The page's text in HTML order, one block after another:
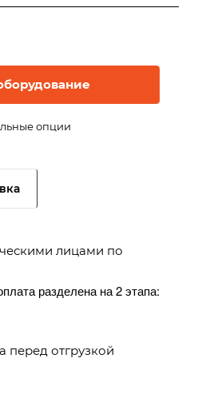
опции
лицами по
разделена на 2 этапа:
перед отгрузкой